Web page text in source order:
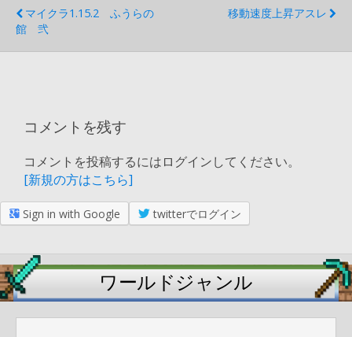
マイクラ1.15.2 ふうらの
館 弐
移動速度上昇アスレ
コメントを残す
コメントを投稿するにはログインしてください。
[新規の方はこちら]
Sign in with Google twitterでログイン
ワールドジャンル